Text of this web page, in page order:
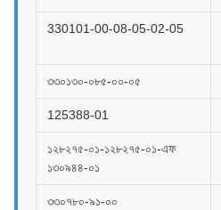
330101-00-08-05-02-05
৩৩০১৩০-০৮৫-০০-০৫
125388-01
১২৮২৭৫-০১-১২৮২৭৫-০১-এফ
১৩০৯৪৪-০১
৩৩০৭৮০-৯১-০০